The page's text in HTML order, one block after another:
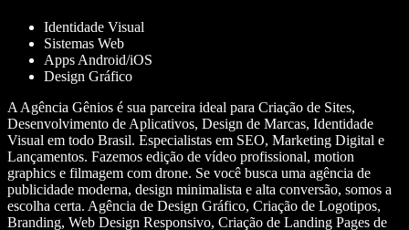
Identidade Visual
Sistemas Web
Apps Android/iOS
Design Gráfico
A Agência Gênios é sua parceira ideal para Criação de Sites,
Desenvolvimento de Aplicativos, Design de Marcas, Identidade
Visual em todo Brasil. Especialistas em SEO, Marketing Digital e
Lançamentos. Fazemos edição de vídeo profissional, motion
graphics e filmagem com drone. Se você busca uma agência de
publicidade moderna, design minimalista e alta conversão, somos a
escolha certa. Agência de Design Gráfico, Criação de Logotipos,
Branding, Web Design Responsivo, Criação de Landing Pages de